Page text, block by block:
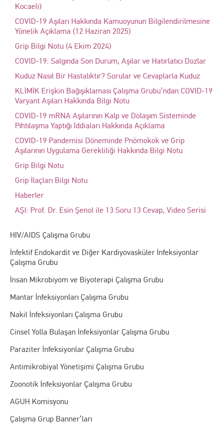
Kocaeli)
COVID-19 Aşıları Hakkında Kamuoyunun Bilgilendirilmesine
Yönelik Açıklama (12 Haziran 2025)
Grip Bilgi Notu (4 Ekim 2024)
COVID-19: Salgında Son Durum, Aşılar ve Hatırlatıcı Dozlar
Kuduz Nasıl Bir Hastalıktır? Sorular ve Cevaplarla Kuduz
KLİMİK Erişkin Bağışıklaması Çalışma Grubu’ndan COVID-19
Varyant Aşıları Hakkında Bilgi Notu
COVID-19 mRNA Aşılarının Kalp ve Dolaşım Sisteminde
Pıhtılaşma Yaptığı İddiaları Hakkında Açıklama
COVID-19 Pandemisi Döneminde Pnömokok ve Grip
Aşılarının Uygulama Gerekliliği Hakkında Bilgi Notu
Grip Bilgi Notu
Grip İlaçları Bilgi Notu
Haberler
AŞI: Prof. Dr. Esin Şenol ile 13 Soru 13 Cevap, Video Serisi
HIV/AIDS Çalışma Grubu
İnfektif Endokardit ve Diğer Kardiyovasküler İnfeksiyonlar
Çalışma Grubu
İnsan Mikrobiyom ve Biyoterapi Çalışma Grubu
Mantar İnfeksiyonları Çalışma Grubu
Nakil İnfeksiyonları Çalışma Grubu
Cinsel Yolla Bulaşan İnfeksiyonlar Çalışma Grubu
Paraziter İnfeksiyonlar Çalışma Grubu
Antimikrobiyal Yönetişimi Çalışma Grubu
Zoonotik İnfeksiyonlar Çalışma Grubu
AGUH Komisyonu
Çalışma Grup Banner’ları